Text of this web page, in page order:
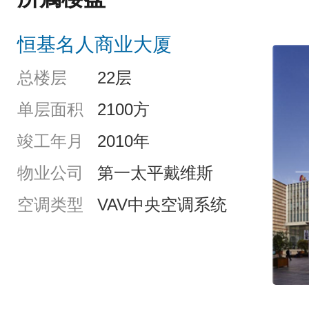
恒基名人商业大厦
总楼层
22层
单层面积
2100方
竣工年月
2010年
物业公司
第一太平戴维斯
空调类型
VAV中央空调系统